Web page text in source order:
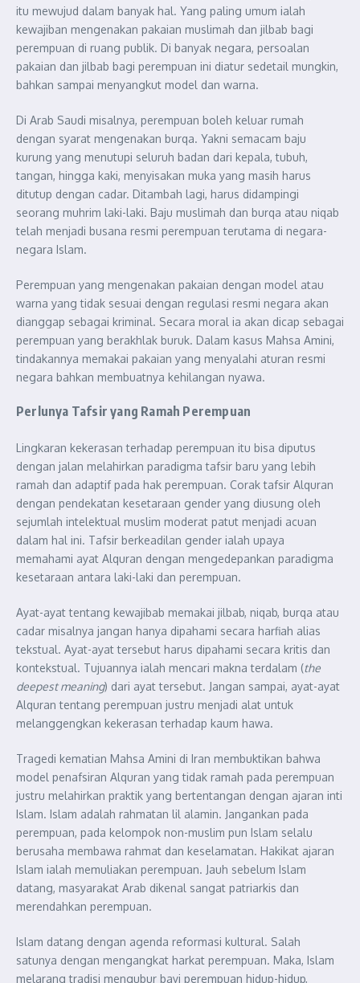
itu mewujud dalam banyak hal. Yang paling umum ialah
kewajiban mengenakan pakaian muslimah dan jilbab bagi
perempuan di ruang publik. Di banyak negara, persoalan
pakaian dan jilbab bagi perempuan ini diatur sedetail mungkin,
bahkan sampai menyangkut model dan warna.
Di Arab Saudi misalnya, perempuan boleh keluar rumah
dengan syarat mengenakan burqa. Yakni semacam baju
kurung yang menutupi seluruh badan dari kepala, tubuh,
tangan, hingga kaki, menyisakan muka yang masih harus
ditutup dengan cadar. Ditambah lagi, harus didampingi
seorang muhrim laki-laki. Baju muslimah dan burqa atau niqab
telah menjadi busana resmi perempuan terutama di negara-
negara Islam.
Perempuan yang mengenakan pakaian dengan model atau
warna yang tidak sesuai dengan regulasi resmi negara akan
dianggap sebagai kriminal. Secara moral ia akan dicap sebagai
perempuan yang berakhlak buruk. Dalam kasus Mahsa Amini,
tindakannya memakai pakaian yang menyalahi aturan resmi
negara bahkan membuatnya kehilangan nyawa.
Perlunya Tafsir yang Ramah Perempuan
Lingkaran kekerasan terhadap perempuan itu bisa diputus
dengan jalan melahirkan paradigma tafsir baru yang lebih
ramah dan adaptif pada hak perempuan. Corak tafsir Alquran
dengan pendekatan kesetaraan gender yang diusung oleh
sejumlah intelektual muslim moderat patut menjadi acuan
dalam hal ini. Tafsir berkeadilan gender ialah upaya
memahami ayat Alquran dengan mengedepankan paradigma
kesetaraan antara laki-laki dan perempuan.
Ayat-ayat tentang kewajibab memakai jilbab, niqab, burqa atau
cadar misalnya jangan hanya dipahami secara harfiah alias
tekstual. Ayat-ayat tersebut harus dipahami secara kritis dan
kontekstual. Tujuannya ialah mencari makna terdalam (the
deepest meaning) dari ayat tersebut. Jangan sampai, ayat-ayat
Alquran tentang perempuan justru menjadi alat untuk
melanggengkan kekerasan terhadap kaum hawa.
Tragedi kematian Mahsa Amini di Iran membuktikan bahwa
model penafsiran Alquran yang tidak ramah pada perempuan
justru melahirkan praktik yang bertentangan dengan ajaran inti
Islam. Islam adalah rahmatan lil alamin. Jangankan pada
perempuan, pada kelompok non-muslim pun Islam selalu
berusaha membawa rahmat dan keselamatan. Hakikat ajaran
Islam ialah memuliakan perempuan. Jauh sebelum Islam
datang, masyarakat Arab dikenal sangat patriarkis dan
merendahkan perempuan.
Islam datang dengan agenda reformasi kultural. Salah
satunya dengan mengangkat harkat perempuan. Maka, Islam
melarang tradisi mengubur bayi perempuan hidup-hidup,